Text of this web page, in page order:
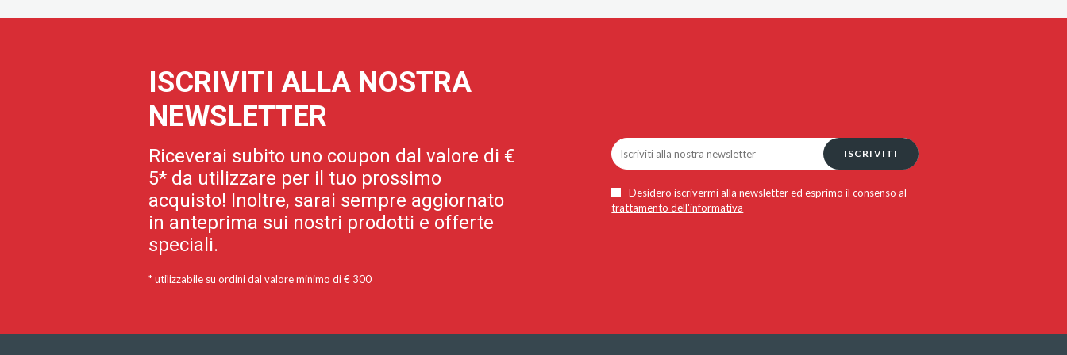
ISCRIVITI ALLA NOSTRA
NEWSLETTER
Riceverai subito uno coupon dal valore di €
5* da utilizzare per il tuo prossimo
acquisto! Inoltre, sarai sempre aggiornato
in anteprima sui nostri prodotti e offerte
speciali.
* utilizzabile su ordini dal valore minimo di € 300
ISCRIVITI
Desidero iscrivermi alla newsletter ed esprimo il consenso al
trattamento dell'informativa